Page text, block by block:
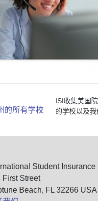
的所有学校
ISI收集美国
的学校以及
Student Insurance
First Street
Beach, FL 32266 USA